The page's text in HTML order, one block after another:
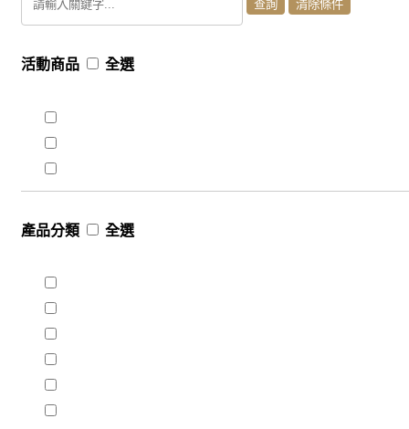
活動商品 全選
產品分類 全選